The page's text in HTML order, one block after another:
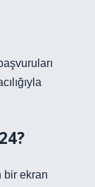
bir ekran